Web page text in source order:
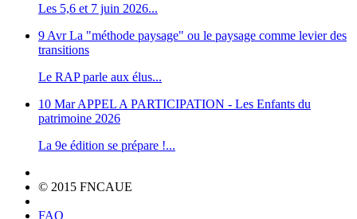
Les 5,6 et 7 juin 2026...
9 Avr La "méthode paysage" ou le paysage comme levier des
transitions
Le RAP parle aux élus...
10 Mar APPEL A PARTICIPATION - Les Enfants du
patrimoine 2026
La 9e édition se prépare !...
© 2015 FNCAUE
FAQ